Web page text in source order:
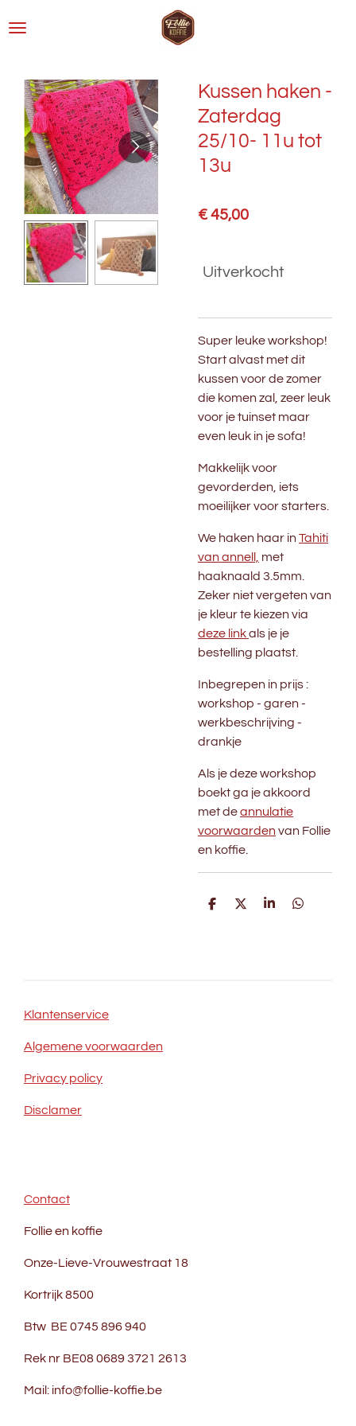
direct
hoofdinhoud
Kussen haken -
Zaterdag
25/10- 11u tot
13u
€ 45,00
Uitverkocht
Super leuke workshop!
Start alvast met dit
kussen voor de zomer
die komen zal, zeer leuk
voor je tuinset maar
even leuk in je sofa!
Makkelijk voor
gevorderden, iets
moeilijker voor starters.
We haken haar in Tahiti
van annell,
met
haaknaald 3.5mm.
Zeker niet vergeten van
je kleur te kiezen via
deze linkals je je
bestelling plaatst.
Inbegrepen in prijs :
workshop - garen -
werkbeschrijving -
drankje
Als je deze workshop
boekt ga je akkoord
met deannulatie
voorwaarden van Follie
en koffie.
D
D
S
D
Klantenservice
Algemene voorwaarden
Privacy policy
Disclamer
Contact
Follie en koffie
Onze-Lieve-Vrouwestraat 18
Kortrijk 8500
Btw BE 0745 896 940
Rek nr BE08 0689 3721 2613
Mail: info@follie-koffie.be